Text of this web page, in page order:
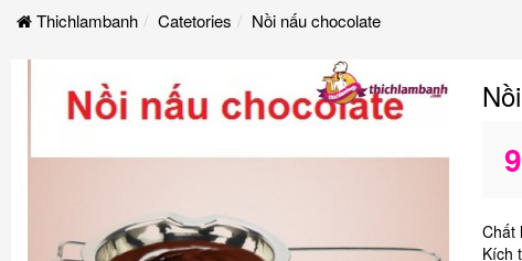
Thichlambanh Catetories Nồi nấu chocolate
Chất
Kích